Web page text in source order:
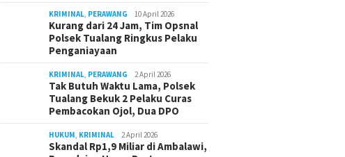
KRIMINAL, PERAWANG 10 April 2026
Kurang dari 24 Jam, Tim Opsnal
Polsek Tualang Ringkus Pelaku
Penganiayaan
KRIMINAL, PERAWANG 2 April 2026
Tak Butuh Waktu Lama, Polsek
Tualang Bekuk 2 Pelaku Curas
Pembacokan Ojol, Dua DPO
HUKUM, KRIMINAL 2 April 2026
Skandal Rp1,9 Miliar di Ambalawi,